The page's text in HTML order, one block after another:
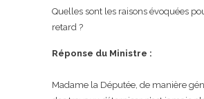
Quelles sont les raisons évoquées
retard ?
Réponse du Ministre :
Madame la Députée, de manière